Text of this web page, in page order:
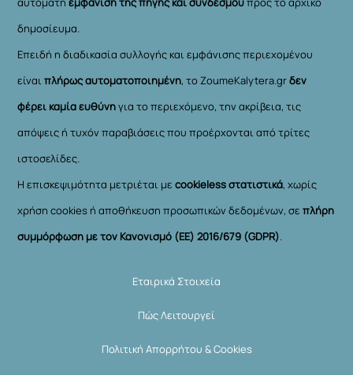
δημοσίευμα.
Επειδή η διαδικασία συλλογής και εμφάνισης περιεχομένου
είναιπλήρως αυτοματοποιημένη, το ZoumeKalytera.grδεν
φέρει καμία ευθύνηγια το περιεχόμενο, την ακρίβεια, τις
απόψεις ή τυχόν παραβιάσεις που προέρχονται από τρίτες
ιστοσελίδες.
Η επισκεψιμότητα μετριέται μεcookieless στατιστικά, χωρίς
χρήση cookies ή αποθήκευση προσωπικών δεδομένων, σεπλήρη
συμμόρφωση με τον Κανονισμό (ΕΕ) 2016/679 (GDPR).
Εταιρικά Στοιχεία
Πώς Λειτουργεί
Πολιτική Απορρήτου & Cookies